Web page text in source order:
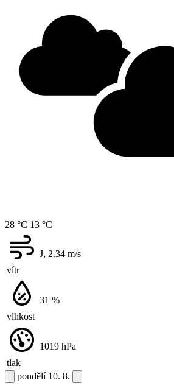
28 °C 13 °C
vítr
J, 2.34 m/s
vlhkost
31 %
tlak
1019 hPa
pondělí 10. 8.